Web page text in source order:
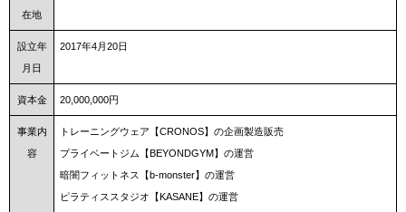
在地
設立年
月日
2017年4月20日
資本金 20,000,000円
事業内
容
トレーニングウェア【CRONOS】の企画製造販売
プライベートジム【BEYONDGYM】の運営
暗闇フィットネス【b-monster】の運営
ピラティススタジオ【KASANE】の運営